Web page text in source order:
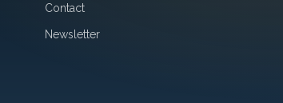
Contact
Newsletter